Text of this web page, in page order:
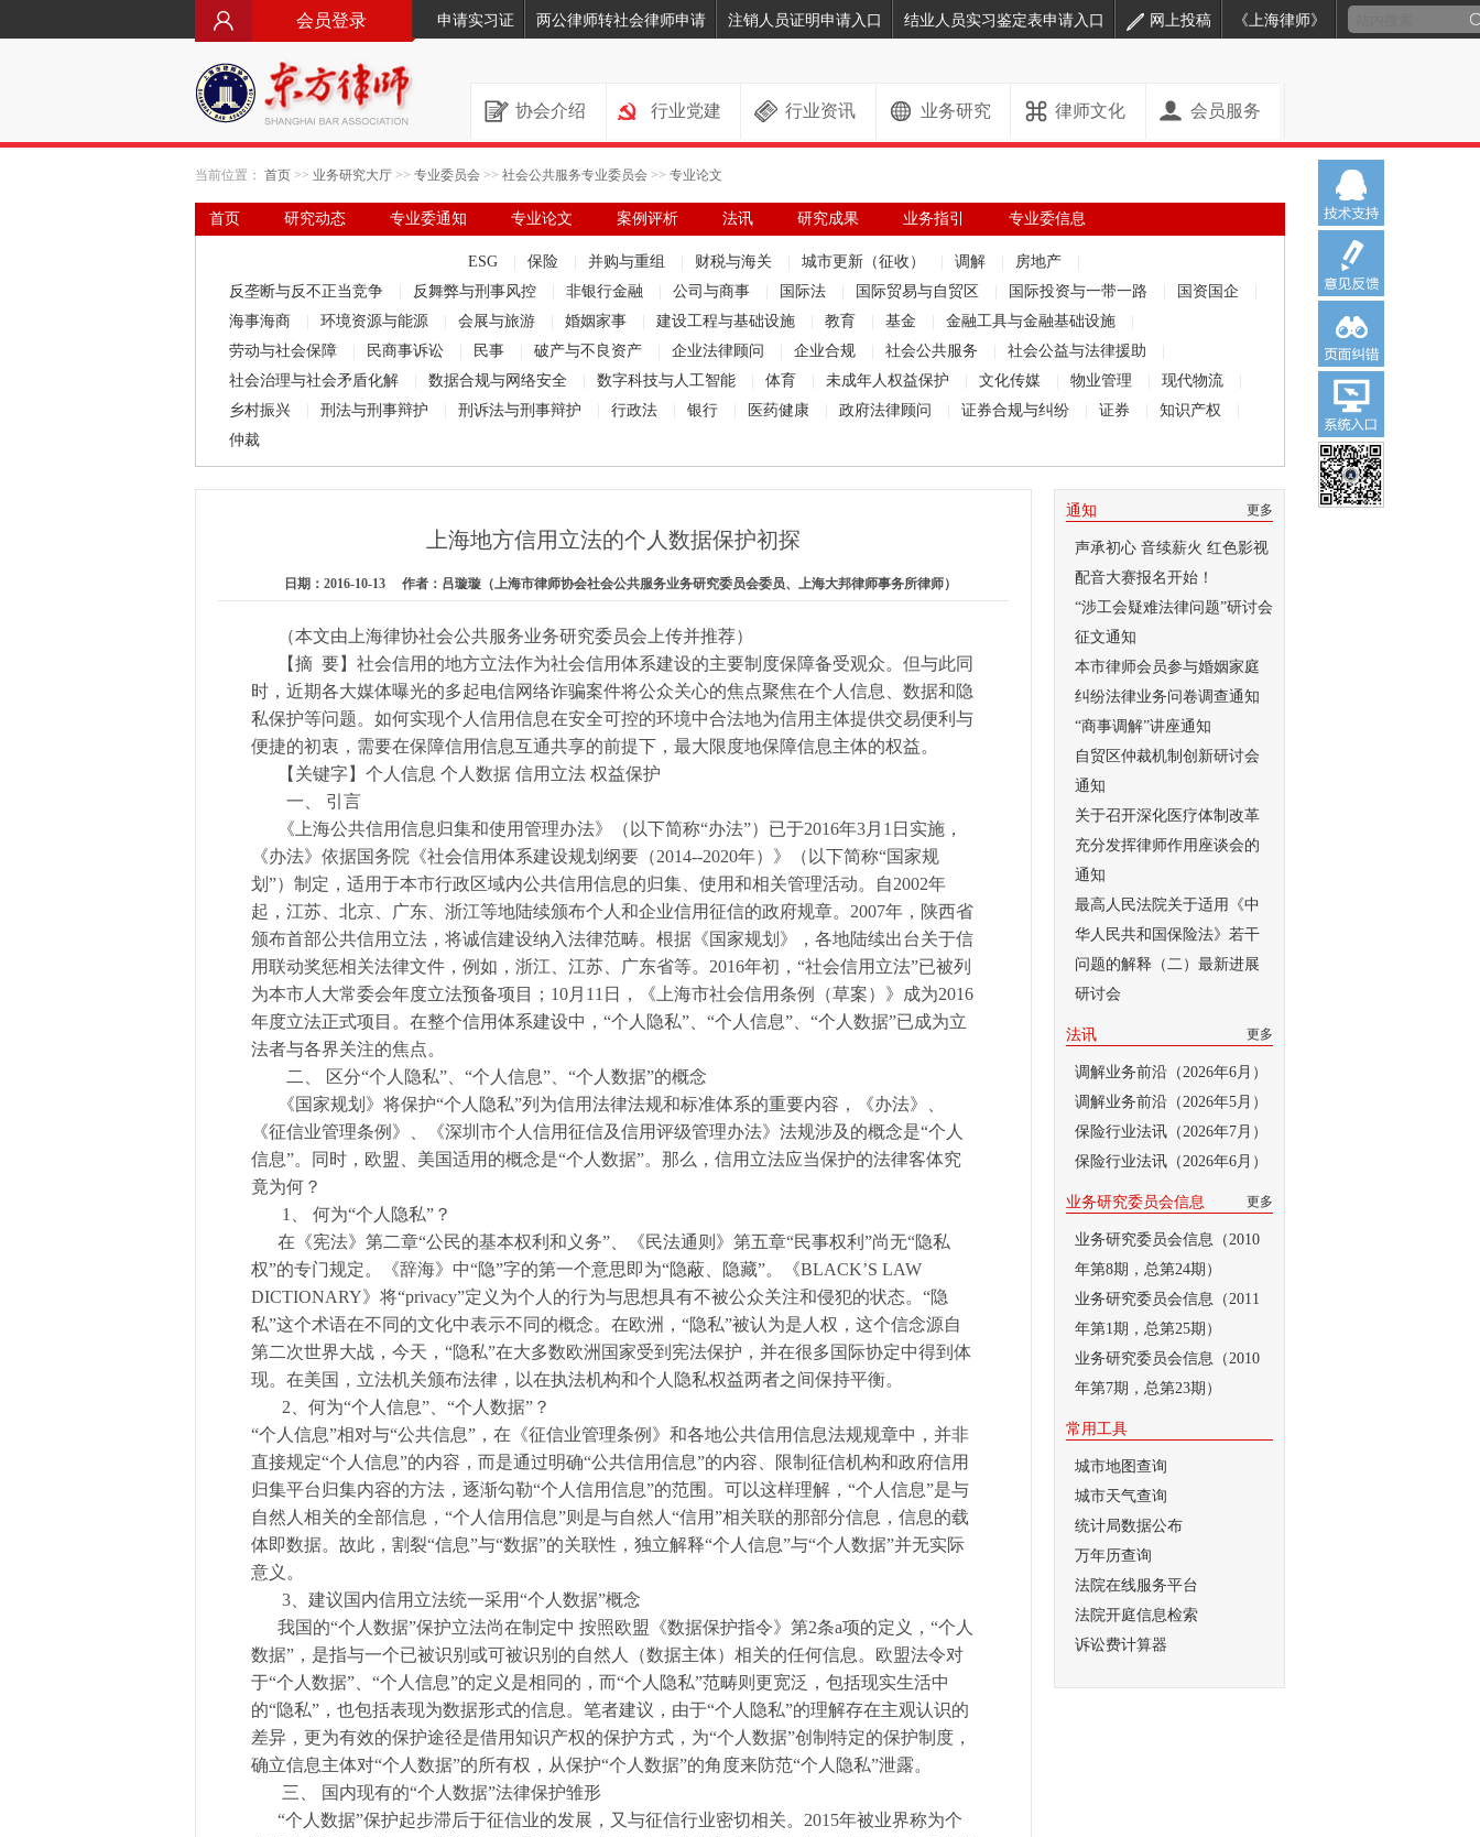
会员登录 申请实习证 两公律师转社会律师申请 注销人员证明申请入口 结业人员实习鉴定表申请入口 网上投稿 《上海律师》
协会介绍 行业党建 行业资讯 业务研究 律师文化 会员服务
当前位置： 首页 >> 业务研究大厅 >> 专业委员会 >> 社会公共服务专业委员会 >> 专业论文
首页 研究动态 专业委通知 专业论文 案例评析 法讯 研究成果 业务指引
专业委信息
ESG 保险 并购与重组 财税与海关 城市更新（征收） 调解 房地产
反垄断与反不正当竞争
反舞弊与刑事风控 非银行金融 公司与商事 国际法 国际贸易与自贸区 国际投资与一带一路 国资国企
海事海商
环境资源与能源 会展与旅游 婚姻家事 建设工程与基础设施 教育 基金 金融工具与金融基础设施
劳动与社会保障
民商事诉讼 民事 破产与不良资产 企业法律顾问 企业合规 社会公共服务 社会公益与法律援助
社会治理与社会矛盾化解
数据合规与网络安全 数字科技与人工智能 体育 未成年人权益保护 文化传媒 物业管理 现代物流
乡村振兴
刑法与刑事辩护 刑诉法与刑事辩护 行政法 银行 医药健康 政府法律顾问 证券合规与纠纷 证券 知识产权
仲裁
上海地方信用立法的个人数据保护初探
日期：2016-10-13 作者：吕璇璇（上海市律师协会社会公共服务业务研究委员会委员、上海大邦律师事务所律师）
（本文由上海律协社会公共服务业务研究委员会上传并推荐）
【摘 要】社会信用的地方立法作为社会信用体系建设的主要制度保障备受观众。但与此同
时，近期各大媒体曝光的多起电信网络诈骗案件将公众关心的焦点聚焦在个人信息、数据和隐
私保护等问题。如何实现个人信用信息在安全可控的环境中合法地为信用主体提供交易便利与
便捷的初衷，需要在保障信用信息互通共享的前提下，最大限度地保障信息主体的权益。
【关键字】个人信息 个人数据 信用立法 权益保护
一、 引言
《上海公共信用信息归集和使用管理办法》（以下简称“办法”）已于2016年3月1日实施，
《办法》依据国务院《社会信用体系建设规划纲要（2014--2020年）》（以下简称“国家规
划”）制定，适用于本市行政区域内公共信用信息的归集、使用和相关管理活动。自2002年
起，江苏、北京、广东、浙江等地陆续颁布个人和企业信用征信的政府规章。2007年，陕西省
颁布首部公共信用立法，将诚信建设纳入法律范畴。根据《国家规划》，各地陆续出台关于信
用联动奖惩相关法律文件，例如，浙江、江苏、广东省等。2016年初，“社会信用立法”已被列
为本市人大常委会年度立法预备项目；10月11日，《上海市社会信用条例（草案）》成为2016
年度立法正式项目。在整个信用体系建设中，“个人隐私”、“个人信息”、“个人数据”已成为立
法者与各界关注的焦点。
二、 区分“个人隐私”、“个人信息”、“个人数据”的概念
《国家规划》将保护“个人隐私”列为信用法律法规和标准体系的重要内容，《办法》、
《征信业管理条例》、《深圳市个人信用征信及信用评级管理办法》法规涉及的概念是“个人
信息”。同时，欧盟、美国适用的概念是“个人数据”。那么，信用立法应当保护的法律客体究
竟为何？
1、 何为“个人隐私”？
在《宪法》第二章“公民的基本权利和义务”、《民法通则》第五章“民事权利”尚无“隐私
权”的专门规定。《辞海》中“隐”字的第一个意思即为“隐蔽、隐藏”。《BLACK’S LAW
DICTIONARY》将“privacy”定义为个人的行为与思想具有不被公众关注和侵犯的状态。“隐
私”这个术语在不同的文化中表示不同的概念。在欧洲，“隐私”被认为是人权，这个信念源自
第二次世界大战，今天，“隐私”在大多数欧洲国家受到宪法保护，并在很多国际协定中得到体
现。在美国，立法机关颁布法律，以在执法机构和个人隐私权益两者之间保持平衡。
2、何为“个人信息”、“个人数据”？
“个人信息”相对与“公共信息”，在《征信业管理条例》和各地公共信用信息法规规章中，并非
直接规定“个人信息”的内容，而是通过明确“公共信用信息”的内容、限制征信机构和政府信用
归集平台归集内容的方法，逐渐勾勒“个人信用信息”的范围。可以这样理解，“个人信息”是与
自然人相关的全部信息，“个人信用信息”则是与自然人“信用”相关联的那部分信息，信息的载
体即数据。故此，割裂“信息”与“数据”的关联性，独立解释“个人信息”与“个人数据”并无实际
意义。
3、建议国内信用立法统一采用“个人数据”概念
我国的“个人数据”保护立法尚在制定中 按照欧盟《数据保护指令》第2条a项的定义，“个人
数据”，是指与一个已被识别或可被识别的自然人（数据主体）相关的任何信息。欧盟法令对
于“个人数据”、“个人信息”的定义是相同的，而“个人隐私”范畴则更宽泛，包括现实生活中
的“隐私”，也包括表现为数据形式的信息。笔者建议，由于“个人隐私”的理解存在主观认识的
差异，更为有效的保护途径是借用知识产权的保护方式，为“个人数据”创制特定的保护制度，
确立信息主体对“个人数据”的所有权，从保护“个人数据”的角度来防范“个人隐私”泄露。
三、 国内现有的“个人数据”法律保护雏形
“个人数据”保护起步滞后于征信业的发展，又与征信行业密切相关。2015年被业界称为个
更多
通知
声承初心 音续薪火 红色影视
配音大赛报名开始！
“涉工会疑难法律问题”研讨会
征文通知
本市律师会员参与婚姻家庭
纠纷法律业务问卷调查通知
“商事调解”讲座通知
自贸区仲裁机制创新研讨会
通知
关于召开深化医疗体制改革
充分发挥律师作用座谈会的
通知
最高人民法院关于适用《中
华人民共和国保险法》若干
问题的解释（二）最新进展
研讨会
更多
法讯
调解业务前沿（2026年6月）
调解业务前沿（2026年5月）
保险行业法讯（2026年7月）
保险行业法讯（2026年6月）
更多
业务研究委员会信息
业务研究委员会信息（2010
年第8期，总第24期）
业务研究委员会信息（2011
年第1期，总第25期）
业务研究委员会信息（2010
年第7期，总第23期）
常用工具
城市地图查询
城市天气查询
统计局数据公布
万年历查询
法院在线服务平台
法院开庭信息检索
诉讼费计算器